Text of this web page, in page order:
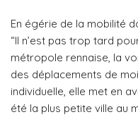
En égérie de la mobilité
“Il n’est pas trop tard
métropole rennaise, la
des déplacements de
individuelle, elle met en
été la plus petite ville au